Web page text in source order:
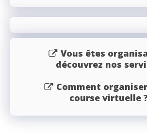
Vous êtes
découvrez nos
Comment
course virtuelle